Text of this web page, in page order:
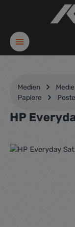
Zum Hauptinhalt
Medien
Papiere
HP
Bildergalerie